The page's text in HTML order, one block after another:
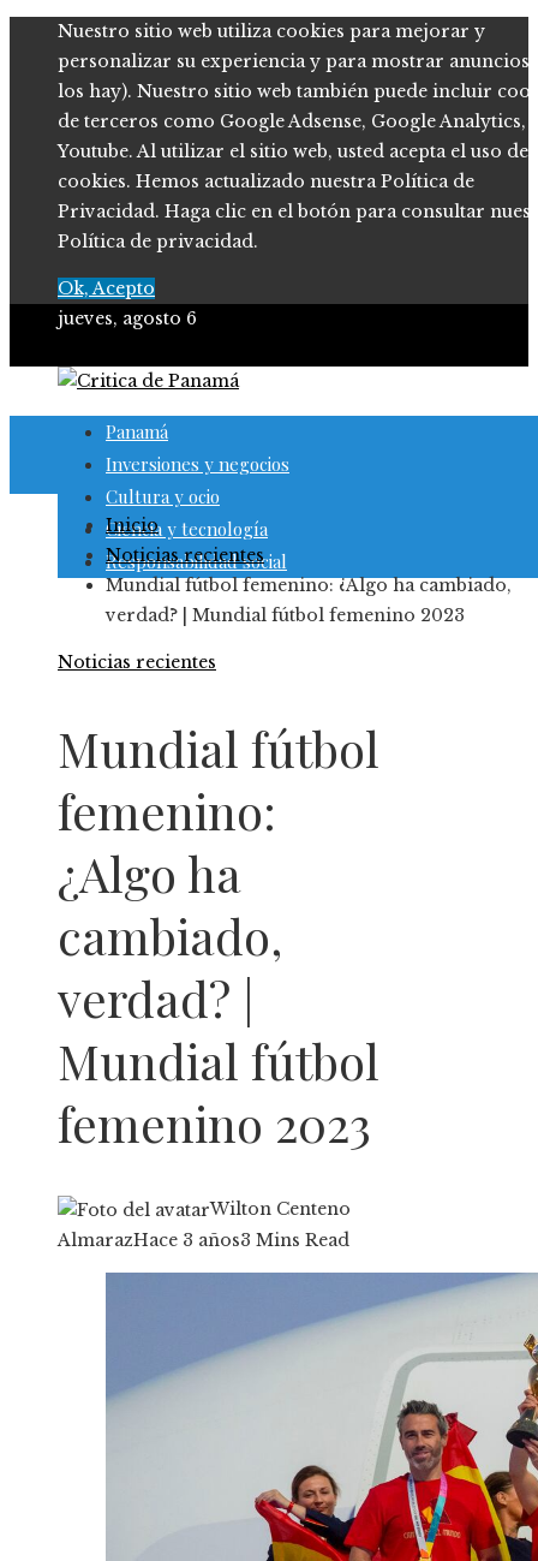
Nuestro sitio web utiliza cookies para mejorar y
personalizar su experiencia y para mostrar anuncios
los hay). Nuestro sitio web también puede incluir
de terceros como Google Adsense, Google Analytics,
Youtube. Al utilizar el sitio web, usted acepta el uso de
cookies. Hemos actualizado nuestra Política de
Privacidad. Haga clic en el botón para consultar
Política de privacidad.
Ok, Acepto
jueves, agosto 6
Panamá
Inversiones y negocios
Cultura y ocio
Ciencia y tecnología
Responsabilidad social
Inicio
Noticias recientes
Mundial fútbol femenino: ¿Algo ha cambiado,
verdad? | Mundial fútbol femenino 2023
Noticias recientes
Mundial fútbol
femenino:
¿Algo ha
cambiado,
verdad? |
Mundial fútbol
femenino 2023
Wilton Centeno
AlmarazHace 3 años3 Mins Read